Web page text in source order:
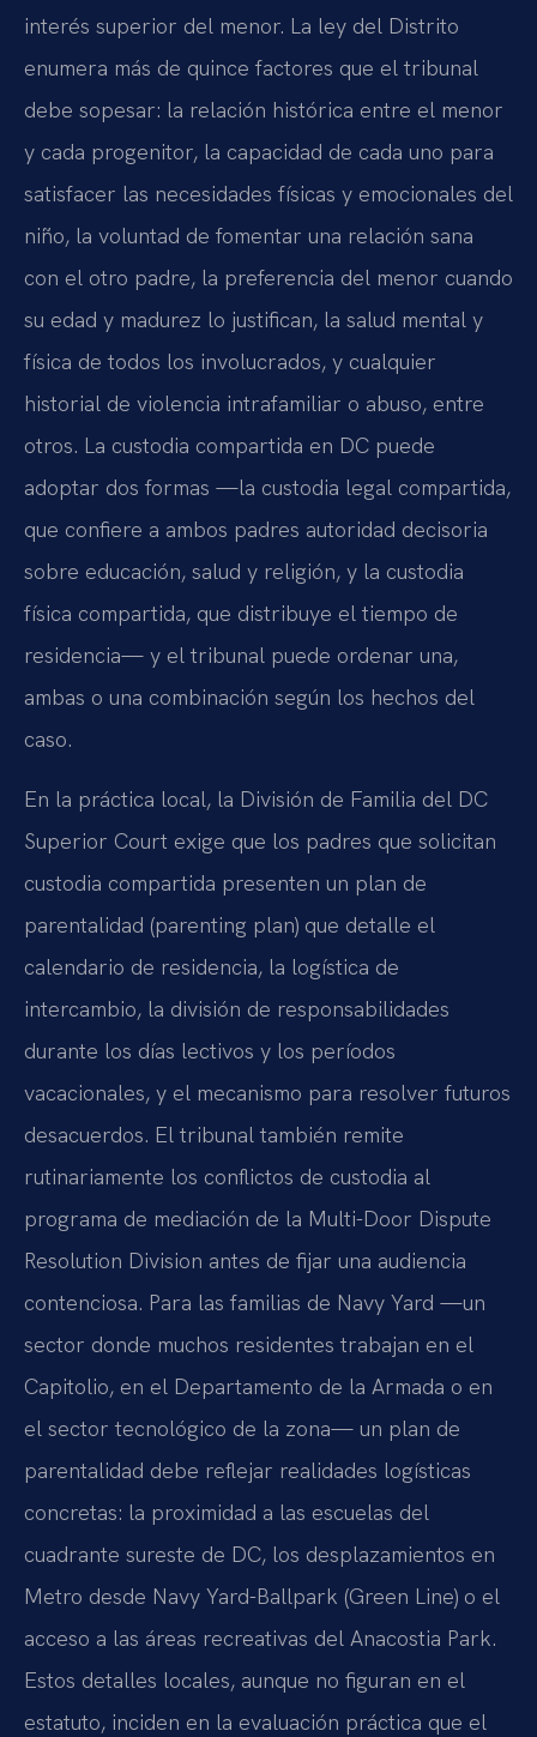
interés superior del menor. La ley del Distrito
enumera más de quince factores que el tribunal
debe sopesar: la relación histórica entre el menor
y cada progenitor, la capacidad de cada uno para
satisfacer las necesidades físicas y emocionales del
niño, la voluntad de fomentar una relación sana
con el otro padre, la preferencia del menor cuando
su edad y madurez lo justifican, la salud mental y
física de todos los involucrados, y cualquier
historial de violencia intrafamiliar o abuso, entre
otros. La custodia compartida en DC puede
adoptar dos formas —la custodia legal compartida,
que confiere a ambos padres autoridad decisoria
sobre educación, salud y religión, y la custodia
física compartida, que distribuye el tiempo de
residencia— y el tribunal puede ordenar una,
ambas o una combinación según los hechos del
caso.
En la práctica local, la División de Familia del DC
Superior Court exige que los padres que solicitan
custodia compartida presenten un plan de
parentalidad (parenting plan) que detalle el
calendario de residencia, la logística de
intercambio, la división de responsabilidades
durante los días lectivos y los períodos
vacacionales, y el mecanismo para resolver futuros
desacuerdos. El tribunal también remite
rutinariamente los conflictos de custodia al
programa de mediación de la Multi-Door Dispute
Resolution Division antes de fijar una audiencia
contenciosa. Para las familias de Navy Yard —un
sector donde muchos residentes trabajan en el
Capitolio, en el Departamento de la Armada o en
el sector tecnológico de la zona— un plan de
parentalidad debe reflejar realidades logísticas
concretas: la proximidad a las escuelas del
cuadrante sureste de DC, los desplazamientos en
Metro desde Navy Yard-Ballpark (Green Line) o el
acceso a las áreas recreativas del Anacostia Park.
Estos detalles locales, aunque no figuran en el
estatuto, inciden en la evaluación práctica que el